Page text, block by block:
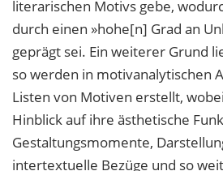
literarischen Motivs gebe,
durch einen »hohe[n] Grad an
geprägt sei. Ein weiterer Grund
so werden in motivanalytischen
Listen von Motiven erstellt,
Hinblick auf ihre ästhetische
Gestaltungsmomente,
intertextuelle Bezüge und so